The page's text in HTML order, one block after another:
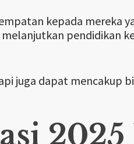
kepada mereka
pendidikan
juga dapat mencakup
2025